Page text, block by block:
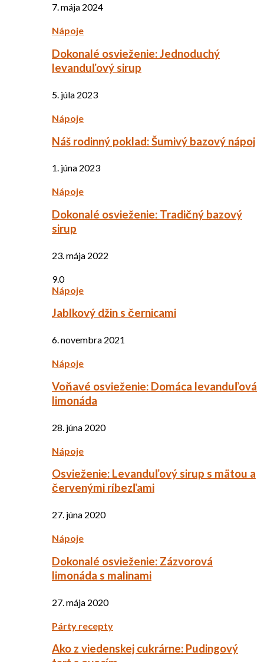
7. mája 2024
Nápoje
Dokonalé osvieženie: Jednoduchý
levanduľový sirup
5. júla 2023
Nápoje
Náš rodinný poklad: Šumivý bazový nápoj
1. júna 2023
Nápoje
Dokonalé osvieženie: Tradičný bazový
sirup
23. mája 2022
9.0
Nápoje
Jablkový džin s černicami
6. novembra 2021
Nápoje
Voňavé osvieženie: Domáca levanduľová
limonáda
28. júna 2020
Nápoje
Osvieženie: Levanduľový sirup s mätou a
červenými ríbezľami
27. júna 2020
Nápoje
Dokonalé osvieženie: Zázvorová
limonáda s malinami
27. mája 2020
Párty recepty
Ako z viedenskej cukrárne: Pudingový